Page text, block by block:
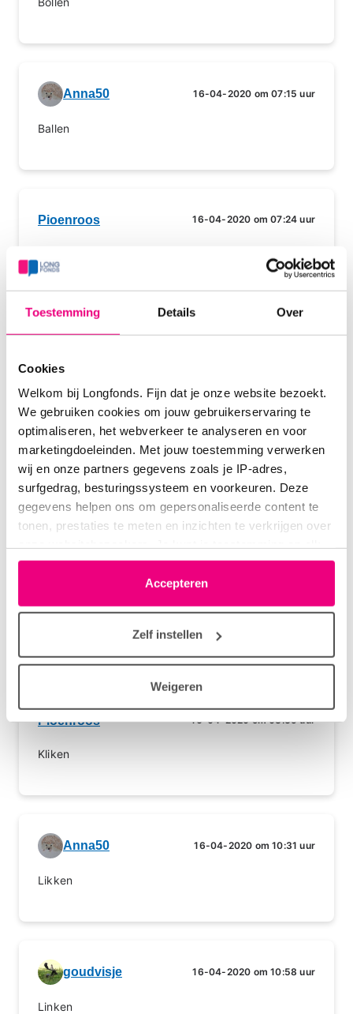
Toestemming Details Over
Cookies
Welkom bij Longfonds. Fijn dat je onze website bezoekt.
We gebruiken cookies om jouw gebruikerservaring te
optimaliseren, het webverkeer te analyseren en voor
marketingdoeleinden. Met jouw toestemming verwerken
wij en onze partners gegevens zoals je IP-adres,
surfgedrag, besturingssysteem en voorkeuren. Deze
gegevens helpen ons om gepersonaliseerde content te
tonen, prestaties te meten en inzichten te verkrijgen over
moment wijzigen of intrekken via het cookie-icoontje
linksonder elke pagina. De lijst met partners is te vinden
in het tabblad “details”.
Accepteren
Zelf instellen
Weigeren
Anna50 16-04-2020 om 07:15 uur
Ballen
Pioenroos 16-04-2020 om 07:24 uur
Pioenroos 16-04-2020 om 07:41 uur
Kolken
Pioenroos 16-04-2020 om 08:35 uur
Kliken
Anna50 16-04-2020 om 10:31 uur
Likken
goudvisje 16-04-2020 om 10:58 uur
Linken